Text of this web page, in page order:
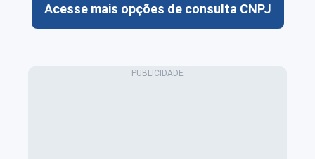
Acesse mais opções de consulta CNPJ